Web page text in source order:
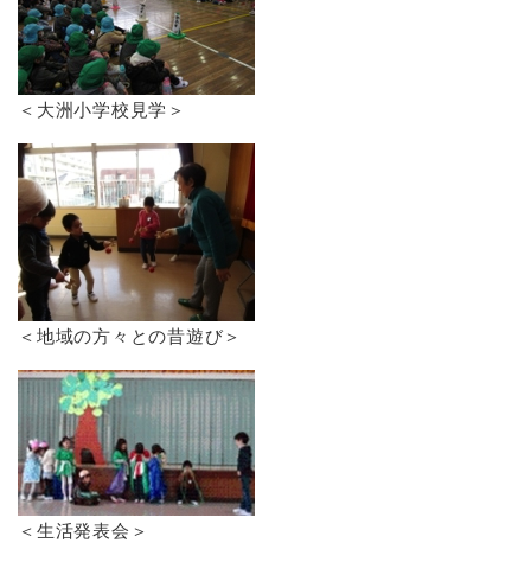
＜大洲小学校見学＞
＜地域の方々との昔遊び＞
＜生活発表会＞